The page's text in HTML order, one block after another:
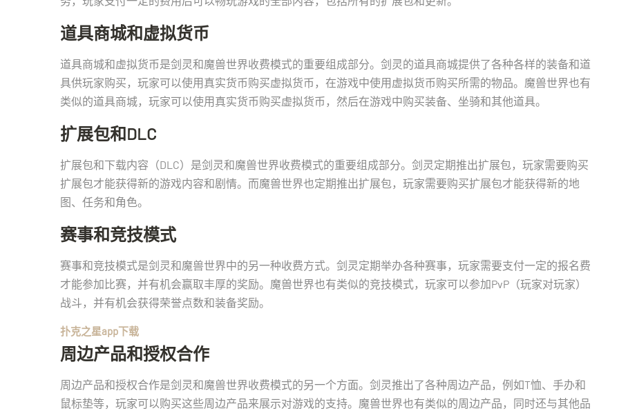
道具商城和虚拟货币
道具商城和虚拟货币是剑灵和魔兽世界收费模式的重要组成部分。剑灵的道具商城提供了各种各样的装备和道
具供玩家购买，玩家可以使用真实货币购买虚拟货币，在游戏中使用虚拟货币购买所需的物品。魔兽世界也有
类似的道具商城，玩家可以使用真实货币购买虚拟货币，然后在游戏中购买装备、坐骑和其他道具。
扩展包和DLC
扩展包和下载内容（DLC）是剑灵和魔兽世界收费模式的重要组成部分。剑灵定期推出扩展包，玩家需要购买
扩展包才能获得新的游戏内容和剧情。而魔兽世界也定期推出扩展包，玩家需要购买扩展包才能获得新的地
图、任务和角色。
赛事和竞技模式
赛事和竞技模式是剑灵和魔兽世界中的另一种收费方式。剑灵定期举办各种赛事，玩家需要支付一定的报名费
才能参加比赛，并有机会赢取丰厚的奖励。魔兽世界也有类似的竞技模式，玩家可以参加PvP（玩家对玩家）
战斗，并有机会获得荣誉点数和装备奖励。
扑克之星app下载
周边产品和授权合作
周边产品和授权合作是剑灵和魔兽世界收费模式的另一个方面。剑灵推出了各种周边产品，例如T恤、手办和
鼠标垫等，玩家可以购买这些周边产品来展示对游戏的支持。魔兽世界也有类似的周边产品，同时还与其他品